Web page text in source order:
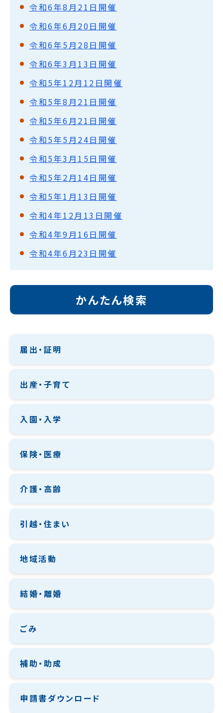
令和6年8月21日開催
令和6年6月20日開催
令和6年5月28日開催
令和6年3月13日開催
令和5年12月12日開催
令和5年8月21日開催
令和5年6月21日開催
令和5年5月24日開催
令和5年3月15日開催
令和5年2月14日開催
令和5年1月13日開催
令和4年12月13日開催
令和4年9月16日開催
令和4年6月23日開催
かんたん検索
届出・証明
出産・子育て
入園・入学
保険・医療
介護・高齢
引越・住まい
地域活動
結婚・離婚
ごみ
補助・助成
申請書ダウンロード